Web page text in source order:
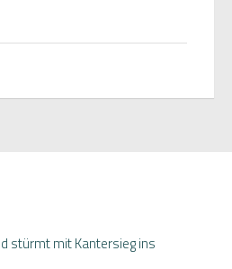
stürmt mit Kantersieg ins